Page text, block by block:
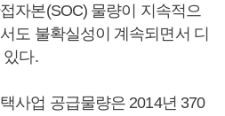
자본(SOC) 물량이 지속적으
도 불확실성이 계속되면서 디
있다.
사업 공급물량은 2014년 370